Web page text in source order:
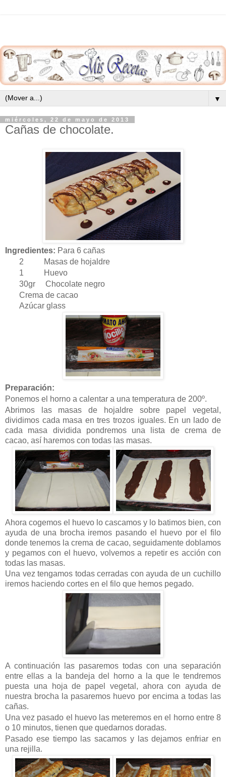
▼
miércoles, 22 de mayo de 2013
Cañas de chocolate.
Ingredientes: Para 6 cañas
2 Masas de hojaldre
1 Huevo
30gr Chocolate negro
Crema de cacao
Azúcar glass
Preparación:
Ponemos el horno a calentar a una temperatura de 200º.
Abrimos las masas de hojaldre sobre papel vegetal,
dividimos cada masa en tres trozos iguales. En un lado de
cada masa dividida pondremos una lista de crema de
cacao, así haremos con todas las masas.
Ahora cogemos el huevo lo cascamos y lo batimos bien, con
ayuda de una brocha iremos pasando el huevo por el filo
donde tenemos la crema de cacao, seguidamente doblamos
y pegamos con el huevo, volvemos a repetir es acción con
todas las masas.
Una vez tengamos todas cerradas con ayuda de un cuchillo
iremos haciendo cortes en el filo que hemos pegado.
A continuación las pasaremos todas con una separación
entre ellas a la bandeja del horno a la que le tendremos
puesta una hoja de papel vegetal, ahora con ayuda de
nuestra brocha la pasaremos huevo por encima a todas las
cañas.
Una vez pasado el huevo las meteremos en el horno entre 8
o 10 minutos, tienen que quedarnos doradas.
Pasado ese tiempo las sacamos y las dejamos enfriar en
una rejilla.